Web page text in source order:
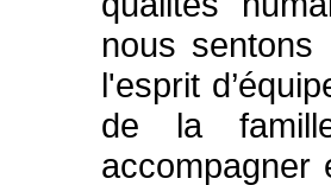
nous
l'esprit
de la
accompagner